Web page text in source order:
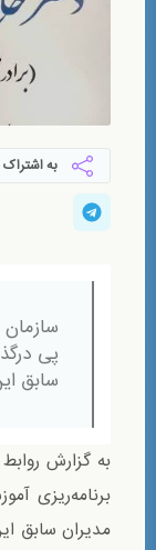
به اشتراک
پی
سابق
به گزارش
برنامه‌ریزی
مدیران سابق